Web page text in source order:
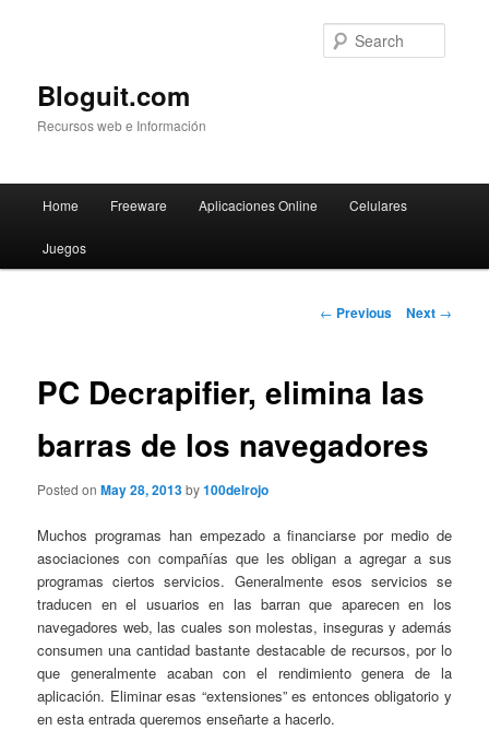
Bloguit.com
Recursos web e Información
Skip
to
Home Freeware Aplicaciones Online Celulares
Juegos
Post
← Previous Next →
PC Decrapifier, elimina las
barras de los navegadores
Posted onMay 28, 2013by100delrojo
Muchos programas han empezado a financiarse por medio de
asociaciones con compañías que les obligan a agregar a sus
programas ciertos servicios. Generalmente esos servicios se
traducen en el usuarios en las barran que aparecen en los
navegadores web, las cuales son molestas, inseguras y además
consumen una cantidad bastante destacable de recursos, por lo
que generalmente acaban con el rendimiento genera de la
aplicación. Eliminar esas “extensiones” es entonces obligatorio y
en esta entrada queremos enseñarte a hacerlo.